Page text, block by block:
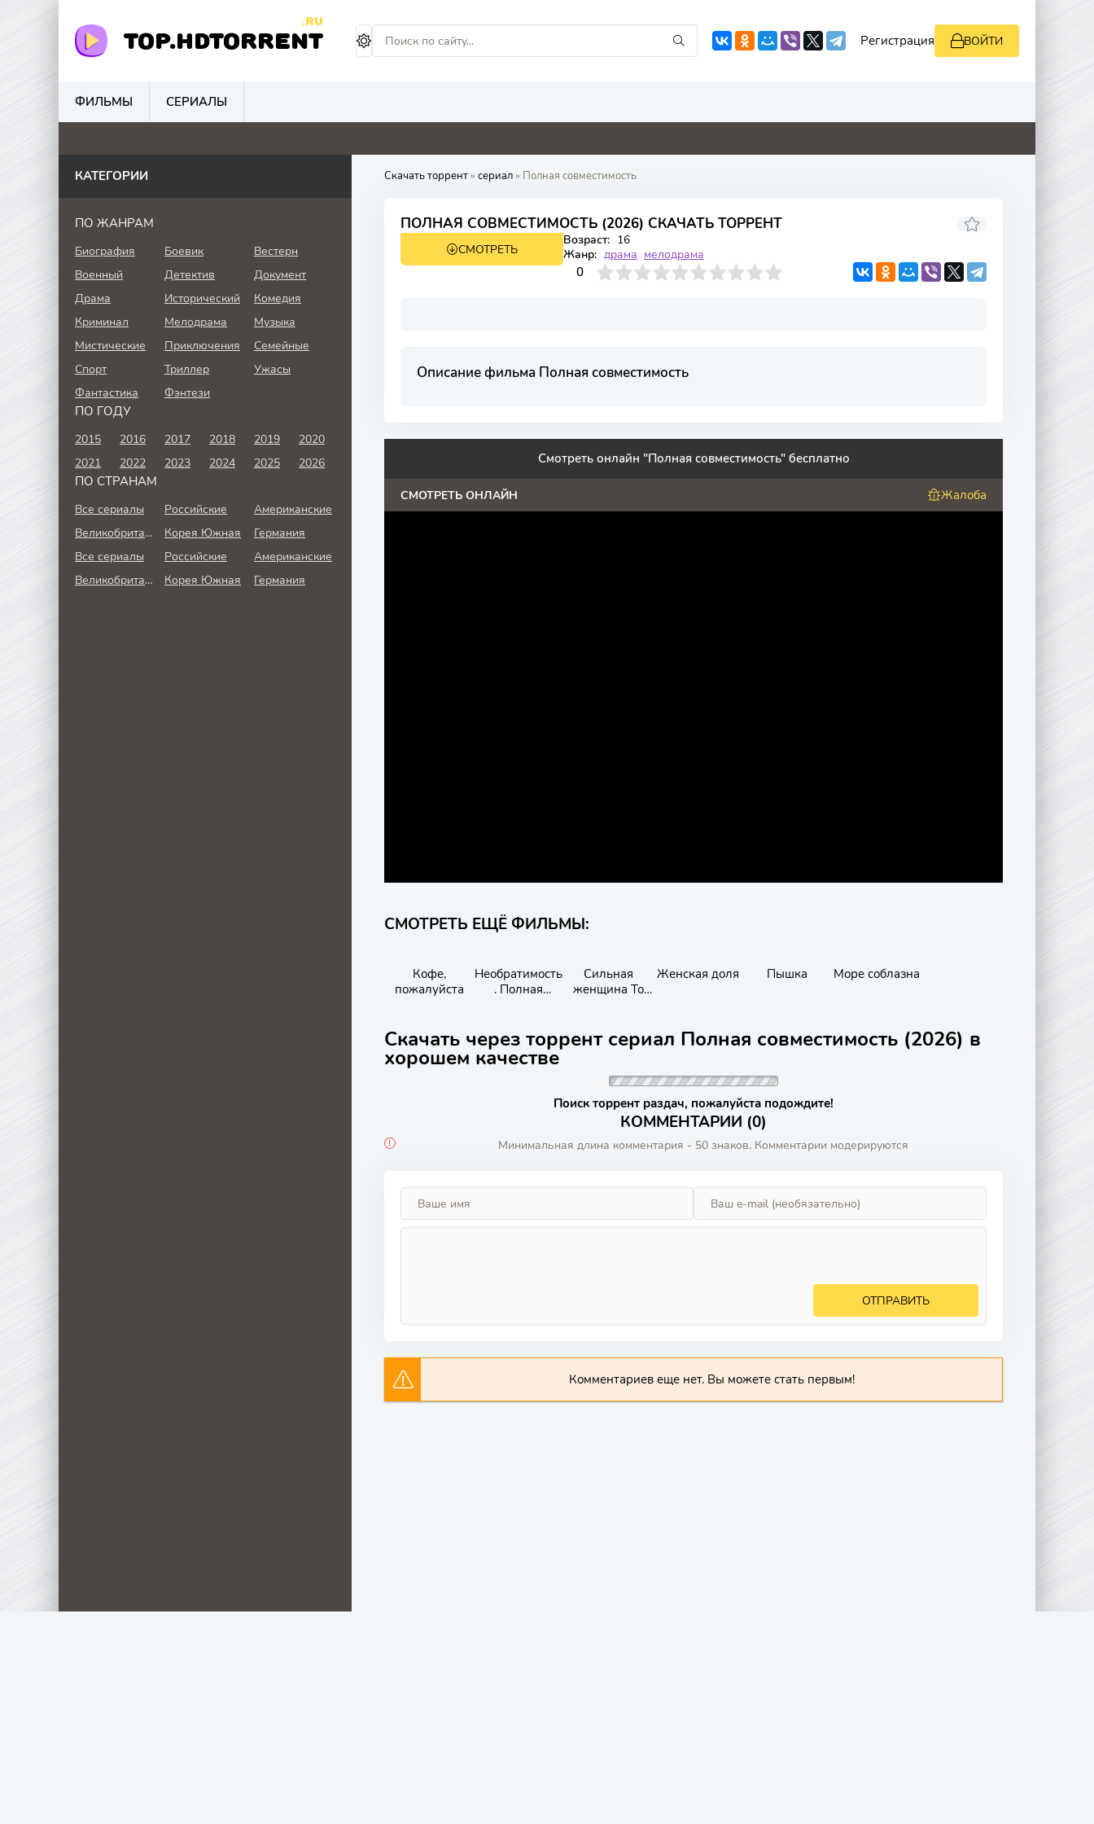
TOP.HDTORRENT
.RU
Регистрация ВОЙТИ
ФИЛЬМЫ СЕРИАЛЫ
5.1 4.1 5.2 0 0 0 4.8 4.6 4.8 5.1 4.9
Скачать торрент» сериал» Полная совместимость
ПОЛНАЯ СОВМЕСТИМОСТЬ (2026) СКАЧАТЬ ТОРРЕНТ
1 сезон 8 серияСМОТРЕТЬ
Возраст: 16
Жанр: драма мелодрама
0
4 6 7 8 9 10
Описание фильма Полная совместимость
Смотреть онлайн "Полная совместимость" бесплатно
СМОТРЕТЬ ОНЛАЙН Жалоба
СМОТРЕТЬ ЕЩЁ ФИЛЬМЫ:
Кофе,
пожалуйста
Необратимость
. Полная
Сильная
женщина То
Женская доля Пышка Море соблазна
Скачать через торрент сериал Полная совместимость (2026) в
хорошем качестве
Поиск торрент раздач, пожалуйста подождите!
КОММЕНТАРИИ (0)
Минимальная длина комментария - 50 знаков. Комментарии модерируются
ОТПРАВИТЬ
Комментариев еще нет. Вы можете стать первым!
КАТЕГОРИИ
ПО ЖАНРАМ
Биография Боевик
Вестерн
Военный
Детектив
Документ
Драма
Исторический
Комедия
Криминал
Мелодрама
Музыка
Мистические
Приключения
Семейные
Спорт
Триллер
Ужасы
Фантастика
Фэнтези
ПО ГОДУ
2015 2016 2017 2018 2019
2020
2021
2022 2023 2024 2025 2026
ПО СТРАНАМ
Все сериалы Российские
Американские
Великобритания
Корея Южная
Германия
Все сериалы
Российские
Американские
Великобритания
Корея Южная Германия